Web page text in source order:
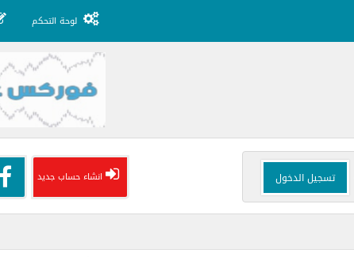
لوحة التحكم
انشاء حساب جديد